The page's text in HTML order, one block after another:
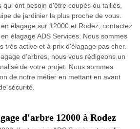
ont besoin d'être coupés ou taillés,
de jardinier la plus proche de vous.
élagage sur 12000 et Rodez, contactez
élagage ADS Services. Nous sommes
très active et à prix d'élagage pas cher.
d’arbres, nous vous rédigeons un
de votre projet. Nous sommes
de notre métier en mettant en avant
sécurité.
d'arbre 12000 à Rodez